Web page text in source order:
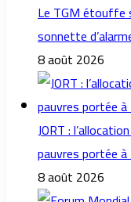
Le TGM étouffe
sonnette
8 août 2026
JORT :
pauvres portée
8 août 2026